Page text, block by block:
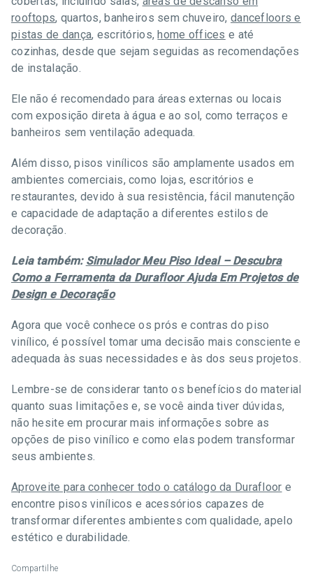
rooftops, quartos, banheiros sem chuveiro,dancefloors e
pistas de dança, escritórios,home offices e até
cozinhas, desde que sejam seguidas as recomendações
de instalação.
Ele não é recomendado para áreas externas ou locais
com exposição direta à água e ao sol, como terraços e
banheiros sem ventilação adequada.
Além disso, pisos vinílicos são amplamente usados em
ambientes comerciais, como lojas, escritórios e
restaurantes, devido à sua resistência, fácil manutenção
e capacidade de adaptação a diferentes estilos de
decoração.
Leia também: Simulador Meu Piso Ideal – Descubra
Como a Ferramenta da Durafloor Ajuda Em Projetos de
Design e Decoração
Agora que você conhece os prós e contras do piso
vinílico, é possível tomar uma decisão mais consciente e
adequada às suas necessidades e às dos seus projetos.
Lembre-se de considerar tanto os benefícios do material
quanto suas limitações e, se você ainda tiver dúvidas,
não hesite em procurar mais informações sobre as
opções de piso vinílico e como elas podem transformar
seus ambientes.
Aproveite para conhecer todo o catálogo da Durafloor e
encontre pisos vinílicos e acessórios capazes de
transformar diferentes ambientes com qualidade, apelo
estético e durabilidade.
Compartilhe